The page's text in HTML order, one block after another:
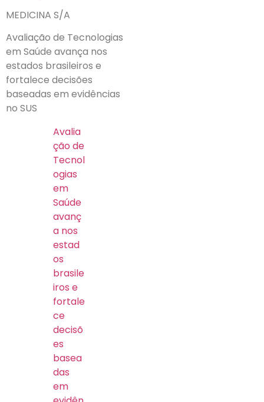
MEDICINA S/A
Avaliação de Tecnologias
em Saúde avança nos
estados brasileiros e
fortalece decisões
baseadas em evidências
no SUS
Avalia
ção de
Tecnol
ogias
em
Saúde
avanç
a nos
estad
os
brasile
iros e
fortale
ce
decisõ
es
basea
das
em